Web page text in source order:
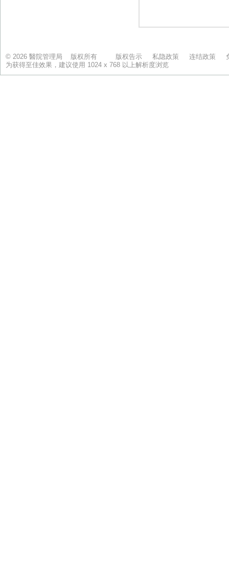
© 2026 醫院管理局 版权所有 版权告示 私隐政策 连结政策
为获得至佳效果，建议使用 1024 x 768 以上解析度浏览